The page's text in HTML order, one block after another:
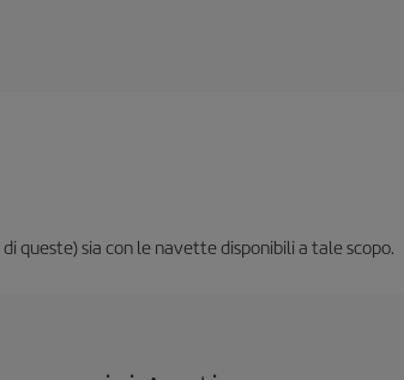
queste) sia con le navette disponibili a tale scopo.